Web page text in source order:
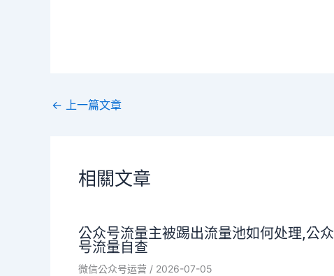
← 上一篇文章
相關文章
公众号流量主被踢出流量池如何处理,公众
号流量自查
微信公众号运营 / 2026-07-05